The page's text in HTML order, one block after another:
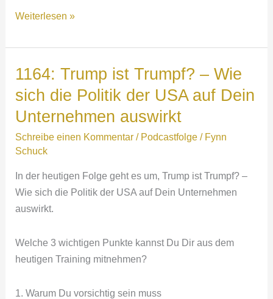
1165:
IT-
–
5
Dinge
Dein
digital
nach
vorn
Weiterlesen »
1164: Trump ist Trumpf? – Wie
sich die Politik der USA auf Dein
Unternehmen auswirkt
Schreibe einen Kommentar / Podcastfolge / Fynn
Schuck
In der heutigen Folge geht es um, Trump ist Trumpf? –
Wie sich die Politik der USA auf Dein Unternehmen
auswirkt.
Welche 3 wichtigen Punkte kannst Du Dir aus dem
heutigen Training mitnehmen?
1. Warum Du vorsichtig sein muss